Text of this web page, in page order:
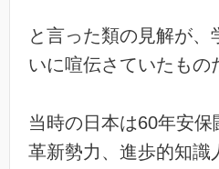
と言った類の見解が、
いに喧伝さていたもの
当時の日本は60年安保
革新勢力、進歩的知識